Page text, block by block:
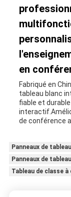
en
Fabriqué en
tableau blanc
fiable et
de conférence
Panneaux de
Panneaux de
Tableau de classe